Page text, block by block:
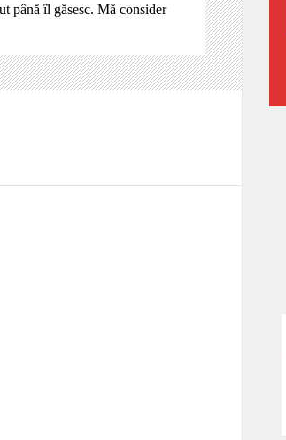
până îl găsesc. Mă consider